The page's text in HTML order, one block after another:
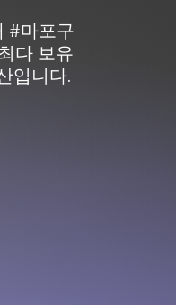
#마포구
다 보유
입니다.